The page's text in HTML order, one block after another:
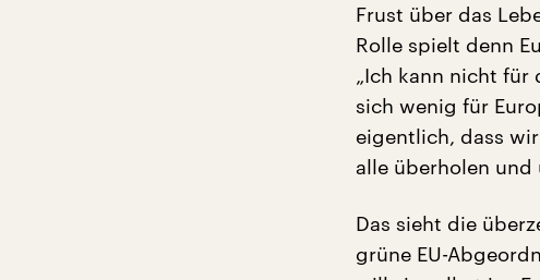
Frust über das
Rolle spielt denn
„Ich kann nicht für
sich wenig für
eigentlich, dass
alle überholen und
Das sieht die
grüne EU-